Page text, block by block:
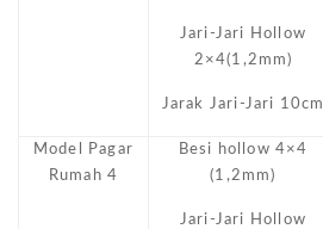
Jari-Jari Hollow
2×4(1,2mm)
Jarak Jari-Jari 10cm
Model Pagar
Rumah 4
Besi hollow 4×4
(1,2mm)
Jari-Jari Hollow